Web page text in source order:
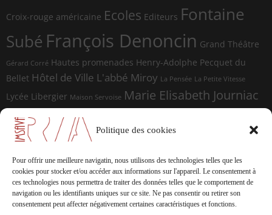
Politique des cookies
Pour offrir une meilleure navigatin, nous utilisons des technologies telles que les
cookies pour stocker et/ou accéder aux informations sur l'appareil. Le consentement à
ces technologies nous permettra de traiter des données telles que le comportement de
navigation ou les identifiants uniques sur ce site. Ne pas consentir ou retirer son
consentement peut affecter négativement certaines caractéristiques et fonctions.
Croix-rouge américaine Ecoles Editeurs Fontaine
Subé François Denoncin Grand Théâtre
Gérard Corré Hautes promenades Henry-Adolphe Pecquet du
Bellet Hôtel de Ville L'abbé Miroy La Pensée La Petite Vitesse
Lycée Libergier Maison Servoise Marie Elisabeth Journiac
Marie Elisabeth Journiac Audigou
Photographes Place d'Erlon place du Forum
Rue de la
Magdeleine
Rue de Soissons Rue de Vesle Rue du Temple
Saint-MarceauxsculpturesThomas
Geffrelot théâtre Tranchées